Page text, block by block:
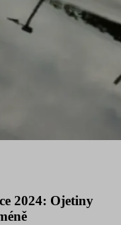
2024: Ojetiny